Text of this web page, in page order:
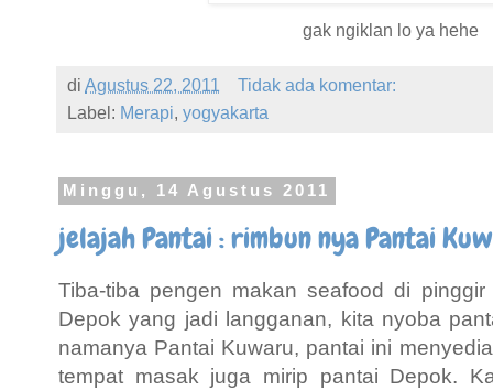
gak ngiklan lo ya hehe
di Agustus 22, 2011
Tidak ada komentar:
Label: Merapi, yogyakarta
Minggu, 14 Agustus 2011
jelajah Pantai : rimbun nya Pantai
Tiba-tiba pengen makan seafood di
Depok yang jadi langganan, kita nyoba
namanya Pantai Kuwaru, pantai ini
tempat masak juga mirip pantai Depok.